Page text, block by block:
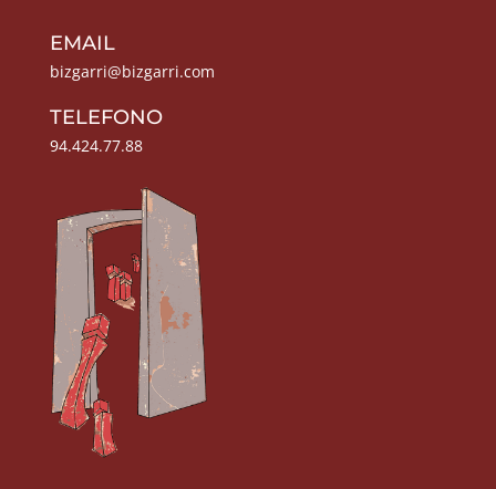
EMAIL
bizgarri@bizgarri.com
TELEFONO
94.424.77.88